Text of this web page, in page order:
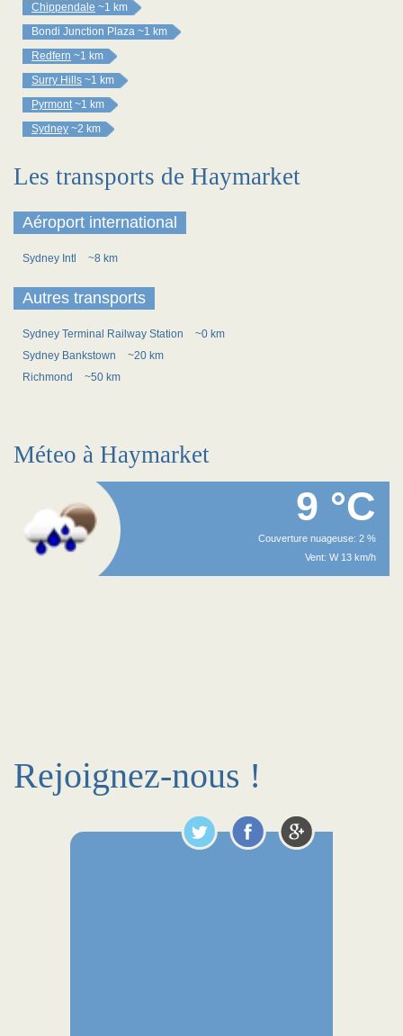
Chippendale ~1 km
Bondi Junction Plaza ~1 km
Redfern ~1 km
Surry Hills ~1 km
Pyrmont ~1 km
Sydney ~2 km
Les transports de Haymarket
Aéroport international
Sydney Intl ~8 km
Autres transports
Sydney Terminal Railway Station
~0 km
Sydney Bankstown
~20 km
Richmond
~50 km
Méteo à Haymarket
9 °C
Couverture nuageuse: 2 %
Vent: W 13 km/h
Rejoignez-nous !